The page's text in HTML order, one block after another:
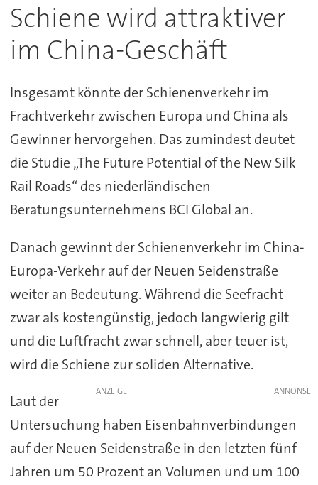
Schiene wird attraktiver
im China-Geschäft
Insgesamt könnte der Schienenverkehr im
Frachtverkehr zwischen Europa und China als
Gewinner hervorgehen. Das zumindest deutet
die Studie „The Future Potential of the New Silk
Rail Roads“ des niederländischen
Beratungsunternehmens BCI Global an.
Danach gewinnt der Schienenverkehr im China-
Europa-Verkehr auf der Neuen Seidenstraße
weiter an Bedeutung. Während die Seefracht
zwar als kostengünstig, jedoch langwierig gilt
und die Luftfracht zwar schnell, aber teuer ist,
wird die Schiene zur soliden Alternative.
ANZEIGE
Laut der
Untersuchung haben Eisenbahnverbindungen
auf der Neuen Seidenstraße in den letzten fünf
Jahren um 50 Prozent an Volumen und um 100